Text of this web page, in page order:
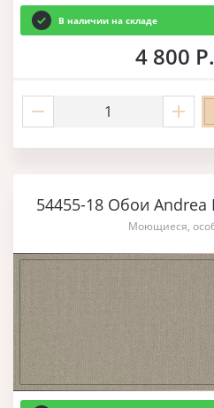
В наличии на складе
4 800
54455-18 Обои Andrea
Моющиеся,